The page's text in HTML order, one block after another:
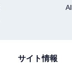
サイト情報